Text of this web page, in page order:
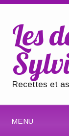
Les
Recettes et
MENU